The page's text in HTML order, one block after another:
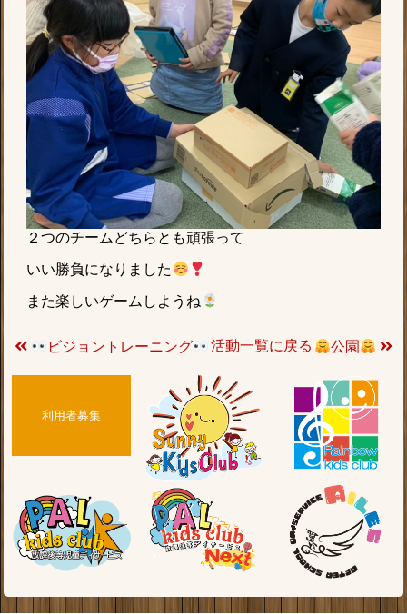
２つのチームどちらとも頑張って
いい勝負になりました
また楽しいゲームしようね
ビジョントレーニング 活動一覧に戻る 公園
利用者募集